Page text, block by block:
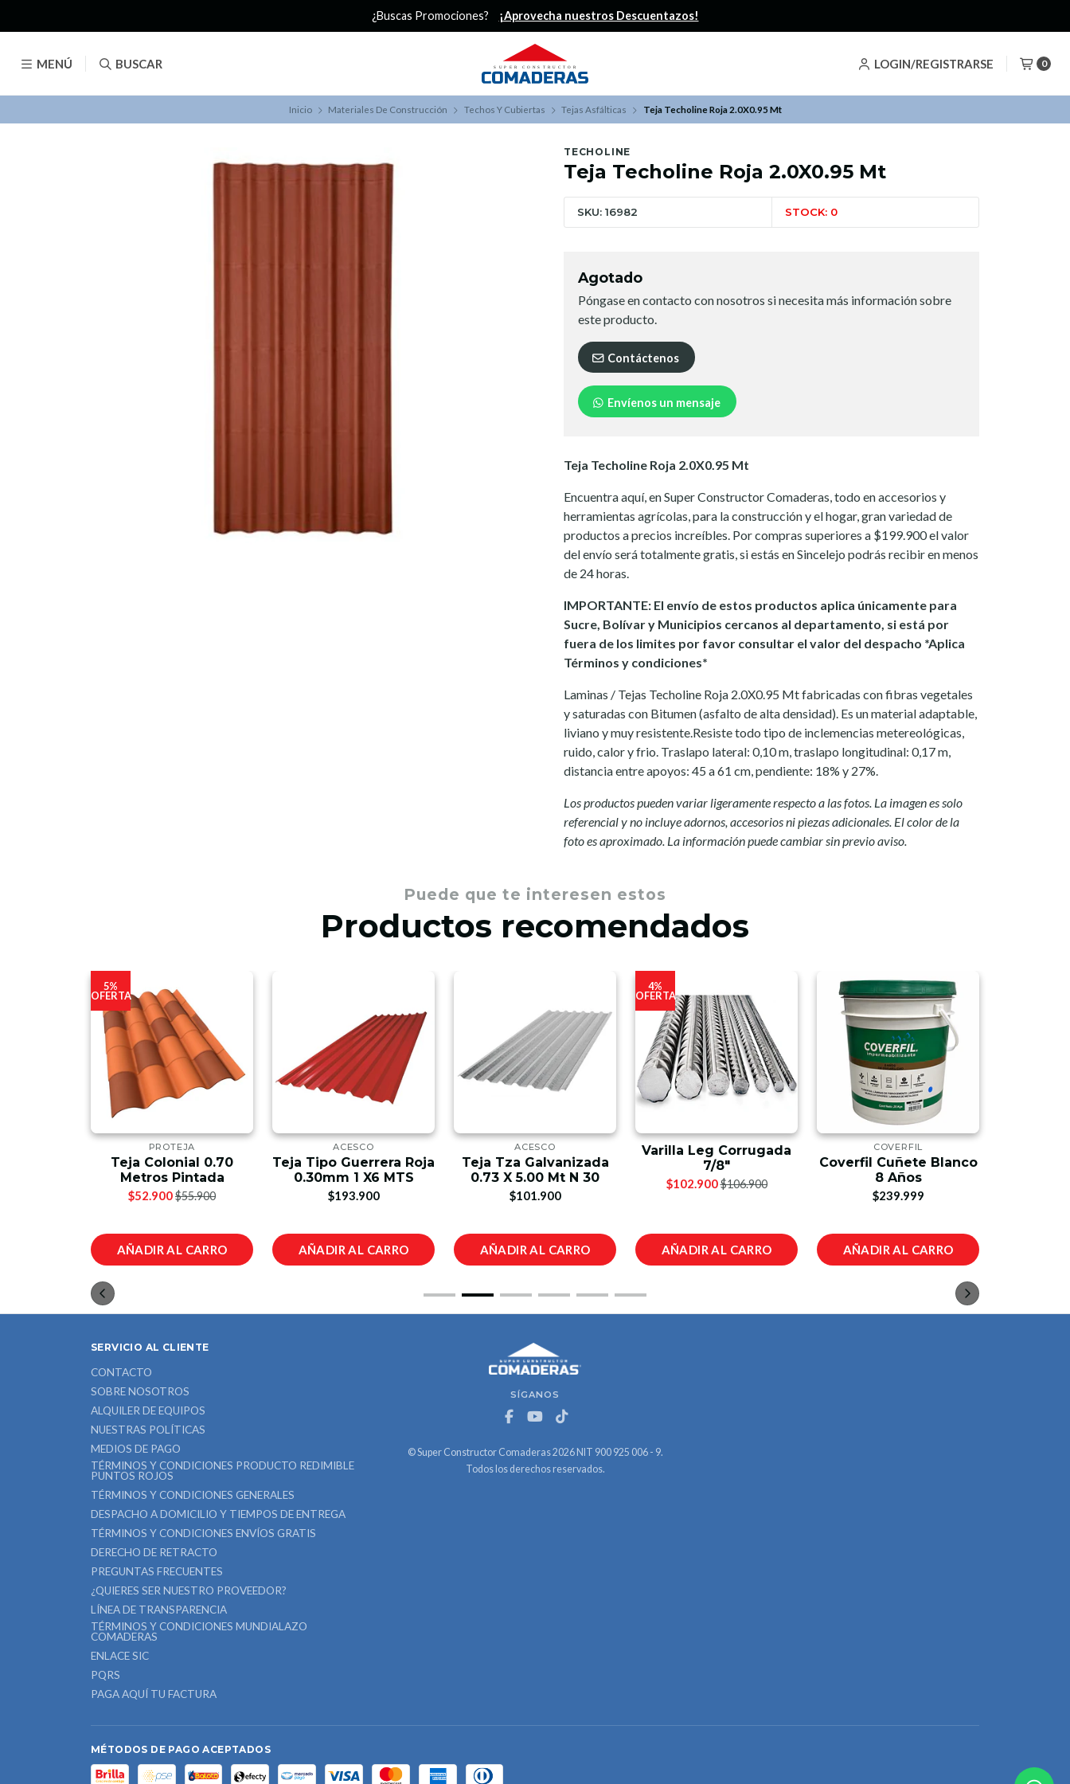
MENÚ BUSCAR LOGIN/REGISTRARSE 0
¿Buscas Promociones? ¡Aprovecha nuestros Descuentazos!
Inicio Materiales De Construcción Techos Y Cubiertas Tejas Asfálticas Teja Techoline Roja 2.0X0.95 Mt
TECHOLINE
Teja Techoline Roja 2.0X0.95 Mt
SKU: 16982 STOCK: 0
Agotado
Póngase en contacto con nosotros si necesita más información sobre
este producto.
Contáctenos
Envíenos un mensaje
Teja Techoline Roja 2.0X0.95 Mt
Encuentra aquí, en Super Constructor Comaderas, todo en accesorios y
herramientas agrícolas, para la construcción y el hogar, gran variedad de
productos a precios increíbles. Por compras superiores a $199.900 el valor
del envío será totalmente gratis, si estás en Sincelejo podrás recibir en menos
de 24 horas.
IMPORTANTE: El envío de estos productos aplica únicamente para
Sucre, Bolívar y Municipios cercanos al departamento, si está por
fuera de los limites por favor consultar el valor del despacho *Aplica
Términos y condiciones*
Laminas / Tejas Techoline Roja 2.0X0.95 Mt fabricadas con fibras vegetales
y saturadas con Bitumen (asfalto de alta densidad). Es un material adaptable,
liviano y muy resistente.Resiste todo tipo de inclemencias metereológicas,
ruido, calor y frio. Traslapo lateral: 0,10 m, traslapo longitudinal: 0,17 m,
distancia entre apoyos: 45 a 61 cm, pendiente: 18% y 27%.
Los productos pueden variar ligeramente respecto a las fotos. La imagen es solo
referencial y no incluye adornos, accesorios ni piezas adicionales. El color de la
foto es aproximado. La información puede cambiar sin previo aviso.
Puede que te interesen estos
Productos recomendados
5%
OFERTA
PROTEJA
Teja Colonial 0.70
Metros Pintada
$52.900$55.900
AÑADIR AL CARRO
ACESCO
Teja Tipo Guerrera Roja
0.30mm 1 X6 MTS
$193.900
AÑADIR AL CARRO
ACESCO
Teja Tza Galvanizada
0.73 X 5.00 Mt N 30
$101.900
AÑADIR AL CARRO
4%
OFERTA
Varilla Leg Corrugada
7/8"
$102.900$106.900
AÑADIR AL CARRO
COVERFIL
Coverfil Cuñete Blanco
8 Años
$239.999
AÑADIR AL CARRO
SÍGANOS
© Super Constructor Comaderas 2026 NIT 900 925 006 - 9.
Todos los derechos reservados.
SERVICIO AL CLIENTE
CONTACTO
SOBRE NOSOTROS
ALQUILER DE EQUIPOS
NUESTRAS POLÍTICAS
MEDIOS DE PAGO
TÉRMINOS Y CONDICIONES PRODUCTO REDIMIBLE
PUNTOS ROJOS
TÉRMINOS Y CONDICIONES GENERALES
DESPACHO A DOMICILIO Y TIEMPOS DE ENTREGA
TÉRMINOS Y CONDICIONES ENVÍOS GRATIS
DERECHO DE RETRACTO
PREGUNTAS FRECUENTES
¿QUIERES SER NUESTRO PROVEEDOR?
LÍNEA DE TRANSPARENCIA
TÉRMINOS Y CONDICIONES MUNDIALAZO
COMADERAS
ENLACE SIC
PQRS
PAGA AQUÍ TU FACTURA
MÉTODOS DE PAGO ACEPTADOS